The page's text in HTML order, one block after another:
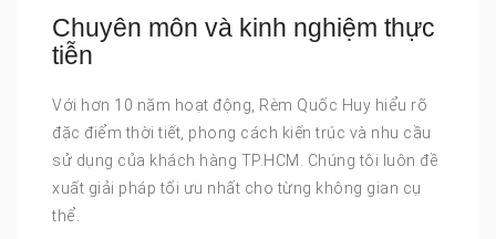
Chuyên môn và kinh nghiệm thực
tiễn
Với hơn 10 năm hoạt động, Rèm Quốc Huy hiểu rõ
đặc điểm thời tiết, phong cách kiến trúc và nhu cầu
sử dụng của khách hàng TP.HCM. Chúng tôi luôn đề
xuất giải pháp tối ưu nhất cho từng không gian cụ
thể.